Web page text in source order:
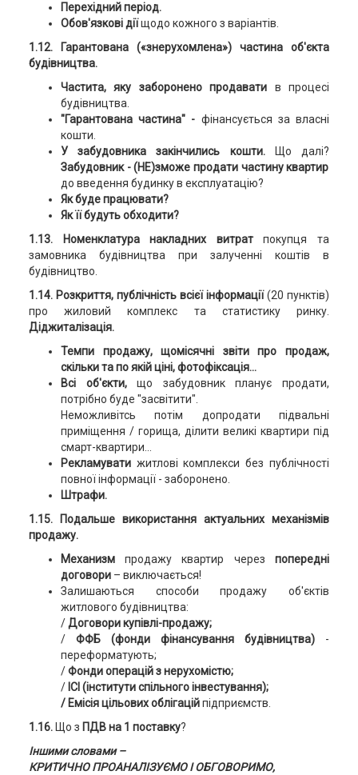
Перехідний період.
Обов'язкові діїщодо кожного з варіантів.
1.12. Гарантована («знерухомлена») частинаоб'єкта
будівництва.
Частита, яку заборонено продавати в процесі
будівництва.
"Гарантована частина" - фінансується за власні
кошти.
У забудовника закінчились кошти.
Що далі?
Забудовник - (НЕ)зможе продати частину квартир
до введення будинку в експлуатацію?
Як буде працювати?
Як її будуть обходити?
1.13. Номенклатура накладних витратпокупця та
замовника будівництва при залученні коштів в
будівництво.
1.14. Розкриття, публічність всієї інформації(20 пунктів)
про жиловий комплекс та статистику ринку.
Діджиталізація.
Темпи продажу, щомісячні звіти про продаж,
скільки та по якій ціні, фотофіксація...
Всі об'єкти,що забудовник планує продати,
потрібно буде "засвітити".
Неможливітсь потім допродати підвальні
приміщення / горища, ділити великі квартири під
смарт-квартири…
Рекламувати житлові комплекси без публічності
повної інформації - заборонено.
Штрафи.
1.15. Подальше використання актуальних механізмів
продажу.
Механизмпродажу квартир черезпопередні
договори – виключається!
Залишаються способи продажу об'єктів
житлового будівництва:
/Договори купівлі-продажу;
/ ФФБ (фонди фінансування будівництва) -
переформатують;
/Фонди операцій з нерухомістю;
/ ІСІ (інститути спільного інвестування);
/ Емісія цільових облігаційпідприємств.
1.16. Що з ПДВ на 1 поставку?
Іншими словами –
КРИТИЧНО ПРОАНАЛІЗУЄМО І ОБГОВОРИМО,